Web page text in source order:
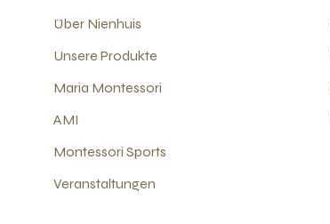
Über Nienhuis
Unsere Produkte
Maria Montessori
AMI
Montessori Sports
Veranstaltungen